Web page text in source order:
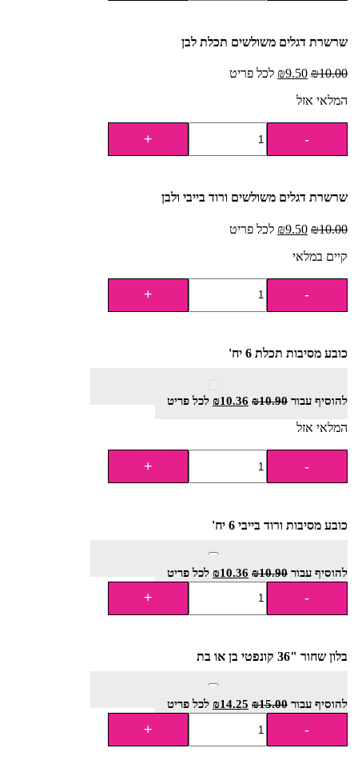
שרשרת דגלים משולשים תכלת לבן
₪10.00
₪9.50
לכל פריט
המלאי אזל
שרשרת דגלים משולשים ורוד בייבי ולבן
₪10.00
₪9.50
לכל פריט
קיים במלאי
כובע מסיבות תכלת 6 יח'
להוסיף⁦⁩ עבור ₪10.90
₪10.36 לכל פריט
המלאי אזל
כובע מסיבות ורוד בייבי 6 יח'
להוסיף⁦⁩ עבור ₪10.90
₪10.36 לכל פריט
בלון שחור "36 קונפטי בן או בת
להוסיף⁦⁩ עבור ₪15.00
₪14.25 לכל פריט